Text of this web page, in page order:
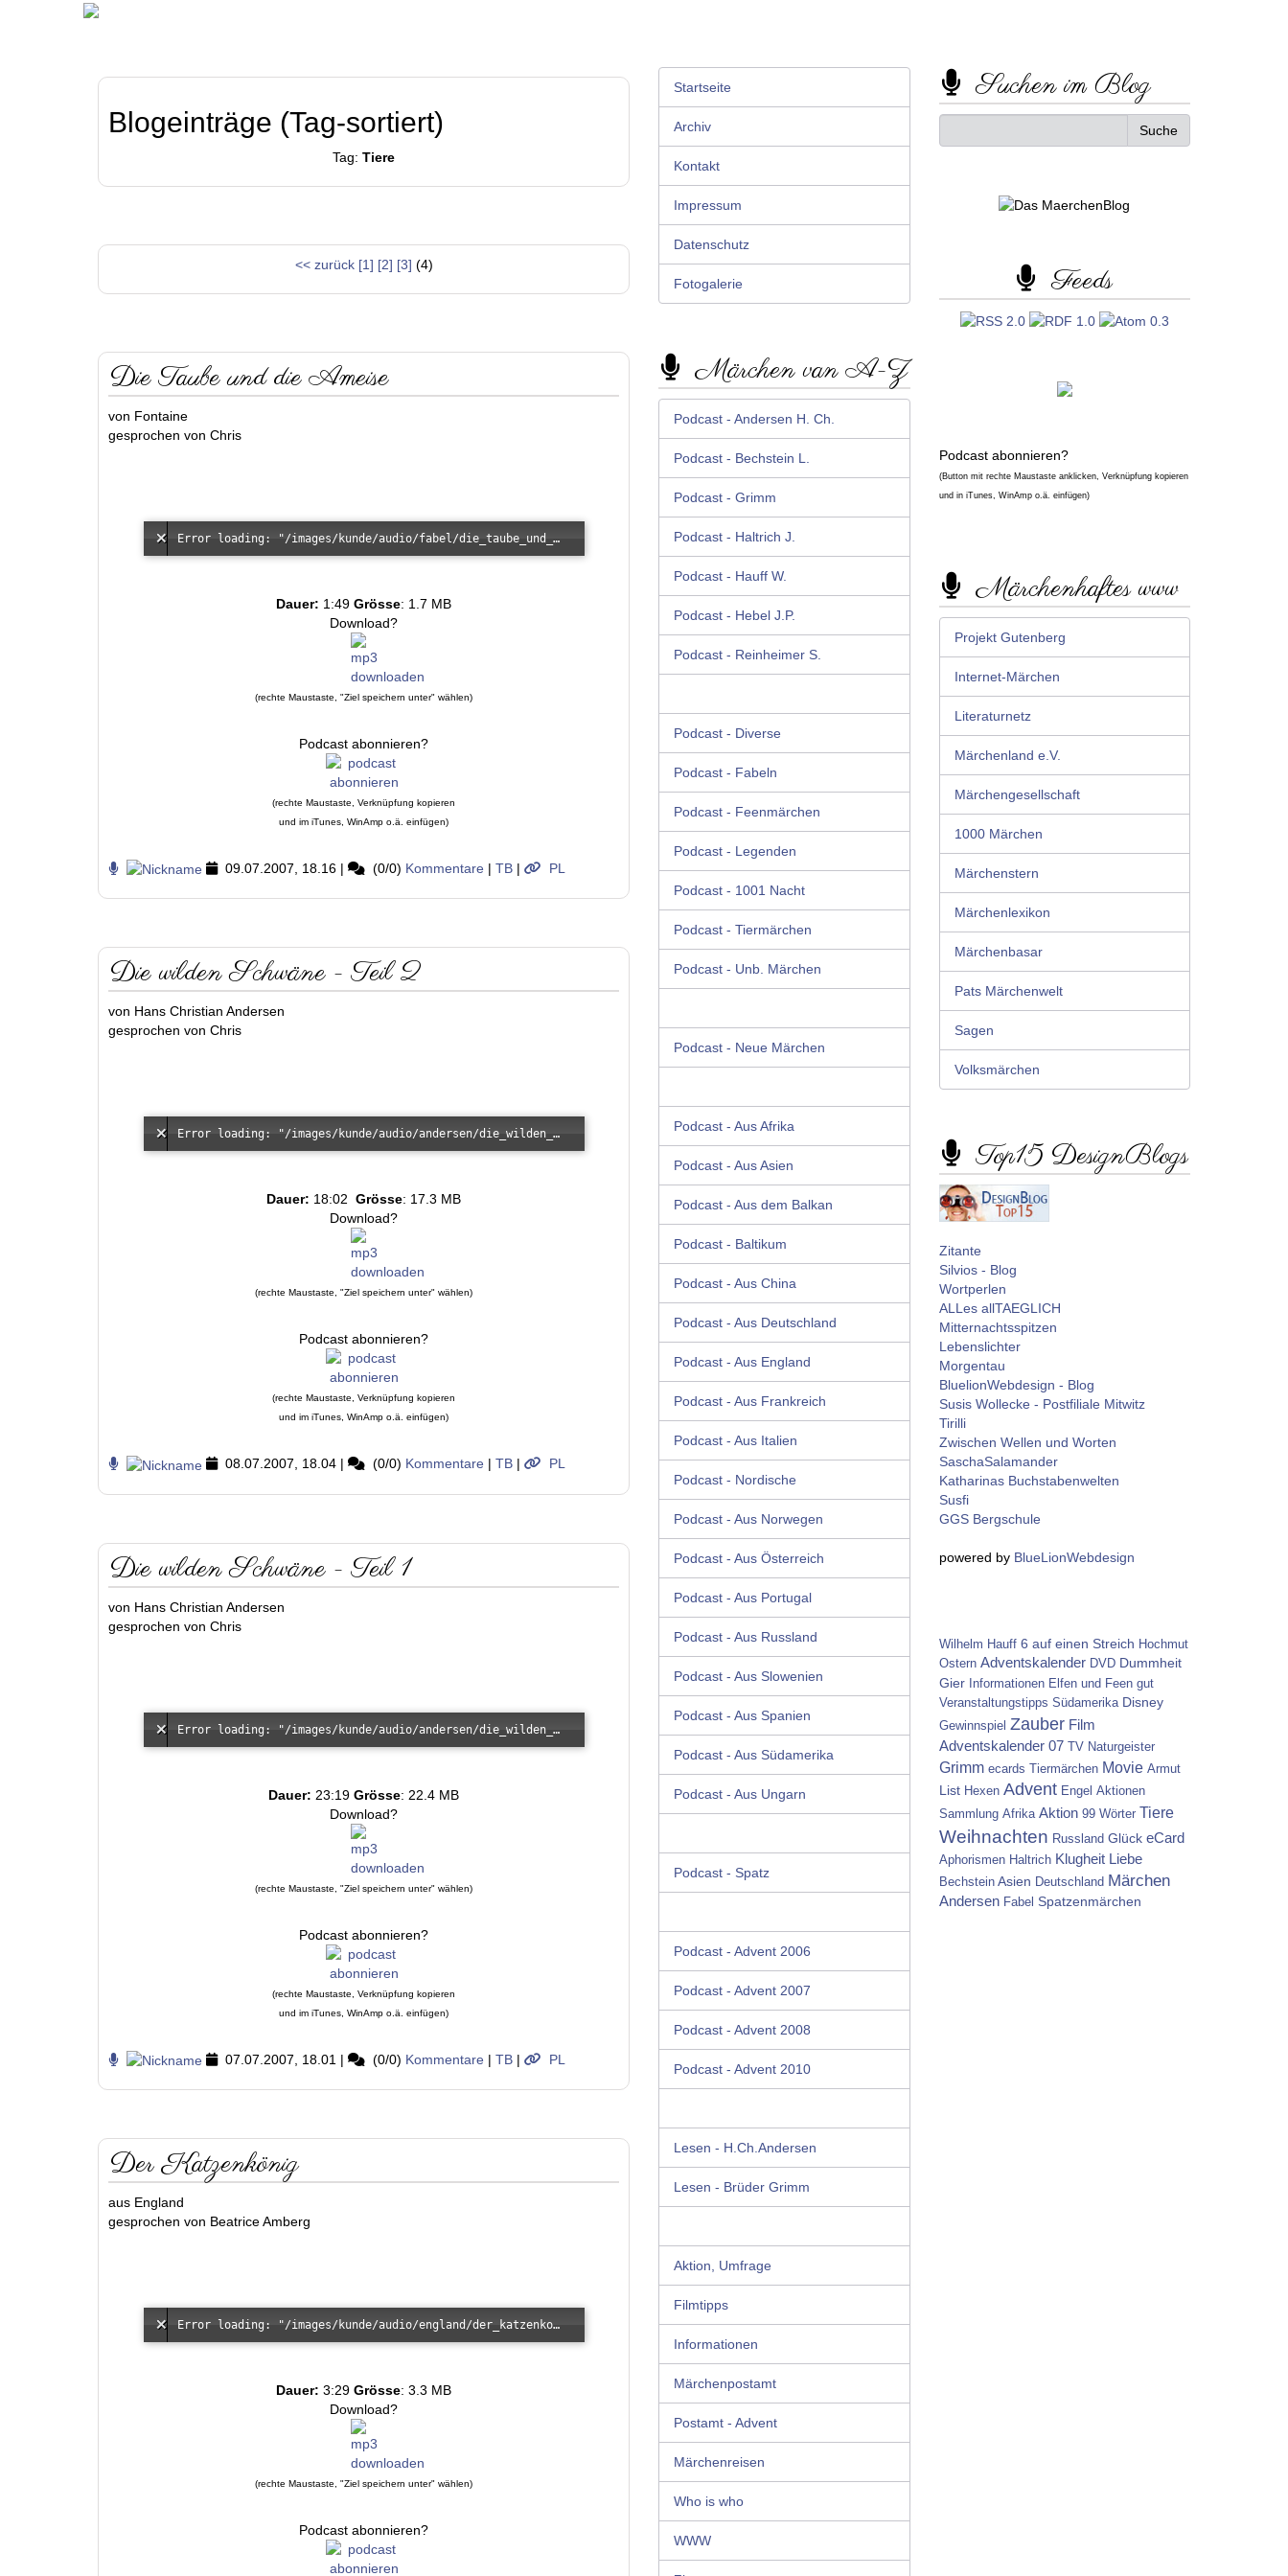
Blogeinträge (Tag-sortiert)
Tag: Tiere
<< zurück [1] [2] [3] (4)
Die Taube und die Ameise
von Fontaine
gesprochen von Chris
Error loading: "/images/kunde/audio/fabel/die_taube_und_die_ameise.mp3"
Dauer: 1:49 Grösse: 1.7 MB
Download?
(rechte Maustaste, "Ziel speichern unter" wählen)
Podcast abonnieren?
(rechte Maustaste, Verknüpfung kopieren
und im iTunes, WinAmp o.ä. einfügen)
09.07.2007, 18.16 | (0/0) Kommentare | TB | PL
Die wilden Schwäne - Teil 2
von Hans Christian Andersen
gesprochen von Chris
Error loading: "/images/kunde/audio/andersen/die_wilden_schwaene_02.mp3"
Dauer: 18:02 Grösse: 17.3 MB
Download?
(rechte Maustaste, "Ziel speichern unter" wählen)
Podcast abonnieren?
(rechte Maustaste, Verknüpfung kopieren
und im iTunes, WinAmp o.ä. einfügen)
08.07.2007, 18.04 | (0/0) Kommentare | TB | PL
Die wilden Schwäne - Teil 1
von Hans Christian Andersen
gesprochen von Chris
Error loading: "/images/kunde/audio/andersen/die_wilden_schwaene_01.mp3"
Dauer: 23:19 Grösse: 22.4 MB
Download?
(rechte Maustaste, "Ziel speichern unter" wählen)
Podcast abonnieren?
(rechte Maustaste, Verknüpfung kopieren
und im iTunes, WinAmp o.ä. einfügen)
07.07.2007, 18.01 | (0/0) Kommentare | TB | PL
Der Katzenkönig
aus England
gesprochen von Beatrice Amberg
Error loading: "/images/kunde/audio/england/der_katzenkoenig.mp3"
Dauer: 3:29 Grösse: 3.3 MB
Download?
(rechte Maustaste, "Ziel speichern unter" wählen)
Podcast abonnieren?
Startseite
Archiv
Kontakt
Impressum
Datenschutz
Fotogalerie
Märchen van A-Z
Podcast - Andersen H. Ch.
Podcast - Bechstein L.
Podcast - Grimm
Podcast - Haltrich J.
Podcast - Hauff W.
Podcast - Hebel J.P.
Podcast - Reinheimer S.
Podcast - Diverse
Podcast - Fabeln
Podcast - Feenmärchen
Podcast - Legenden
Podcast - 1001 Nacht
Podcast - Tiermärchen
Podcast - Unb. Märchen
Podcast - Neue Märchen
Podcast - Aus Afrika
Podcast - Aus Asien
Podcast - Aus dem Balkan
Podcast - Baltikum
Podcast - Aus China
Podcast - Aus Deutschland
Podcast - Aus England
Podcast - Aus Frankreich
Podcast - Aus Italien
Podcast - Nordische
Podcast - Aus Norwegen
Podcast - Aus Österreich
Podcast - Aus Portugal
Podcast - Aus Russland
Podcast - Aus Slowenien
Podcast - Aus Spanien
Podcast - Aus Südamerika
Podcast - Aus Ungarn
Podcast - Spatz
Podcast - Advent 2006
Podcast - Advent 2007
Podcast - Advent 2008
Podcast - Advent 2010
Lesen - H.Ch.Andersen
Lesen - Brüder Grimm
Aktion, Umfrage
Filmtipps
Informationen
Märchenpostamt
Postamt - Advent
Märchenreisen
Who is who
WWW
Suchen im Blog
Feeds
Podcast abonnieren?
(Button mit rechte Maustaste anklicken, Verknüpfung kopieren
und in iTunes, WinAmp o.ä. einfügen)
Märchenhaftes www
Projekt Gutenberg
Internet-Märchen
Literaturnetz
Märchenland e.V.
Märchengesellschaft
1000 Märchen
Märchenstern
Märchenlexikon
Märchenbasar
Pats Märchenwelt
Sagen
Volksmärchen
Top15 DesignBlogs
Zitante
Silvios - Blog
Wortperlen
ALLes allTAEGLICH
Mitternachtsspitzen
Lebenslichter
Morgentau
BluelionWebdesign - Blog
Susis Wollecke - Postfiliale Mitwitz
Tirilli
Zwischen Wellen und Worten
SaschaSalamander
Katharinas Buchstabenwelten
Susfi
GGS Bergschule
powered by BlueLionWebdesign
Wilhelm Hauff 6 auf einen Streich Hochmut
Ostern Adventskalender DVD Dummheit
Gier
Informationen Elfen und Feen gut
Veranstaltungstipps Südamerika Disney
Gewinnspiel Zauber Film
Adventskalender 07 TV Naturgeister
Grimm ecards Tiermärchen Movie Armut
List Hexen Advent Engel Aktionen
Sammlung Afrika Aktion 99 Wörter Tiere
Weihnachten Russland Glück eCard
Aphorismen Haltrich Klugheit Liebe
Bechstein Asien Deutschland Märchen
Andersen Fabel Spatzenmärchen